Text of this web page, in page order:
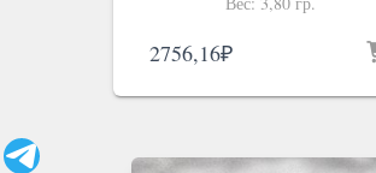
2756,16₽